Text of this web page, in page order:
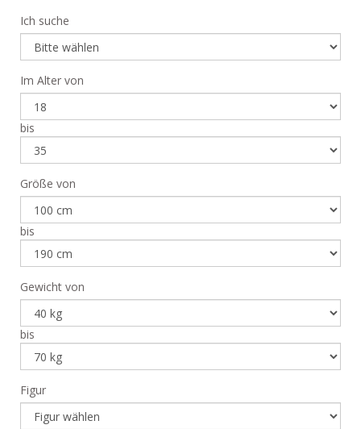
Ich suche
Im Alter von
bis
Größe von
bis
Gewicht von
bis
Figur